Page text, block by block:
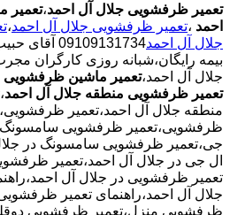
تعمیر ظرفشویی جلال آل احمد،تعمیر
احمد ،تعمیر ظرفشویی جلال آل احمد،
جلال آل احمد
بیمه رایگان،شبانه روزی کارگران
جلال آل احمد،تعمیر ماشین ظرفشویی
تعمیر ظرفشویی منطقه جلال آل احمد
منطقه جلال آل احمد،تعمیر
ظرفشویی،تعمیر ظرفشویی
جی،تعمیر ظرفشویی سامسونگ در
ال جی در جلال آل احمد،تعمیر
تعمیر ظرفشویی در جلال آل
جلال آل احمد،راهنمای تعمیر
ظرفشویی منزل،تعمیر ظرفشویی